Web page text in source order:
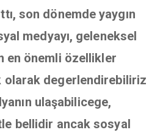
son dönemde yaygın
medyayı, geleneksel
en önemli özellikler
degerlendirebiliriz
ulaşabilicege,
bellidir ancak sosyal